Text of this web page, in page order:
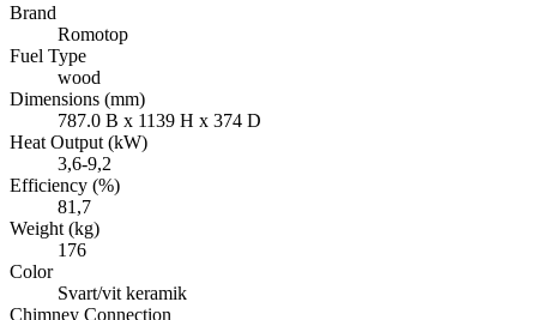
Brand
Romotop
Fuel Type
wood
Dimensions (mm)
787.0 B x 1139 H x 374 D
Heat Output (kW)
3,6-9,2
Efficiency (%)
81,7
Weight (kg)
176
Color
Svart/vit keramik
Chimney Connection